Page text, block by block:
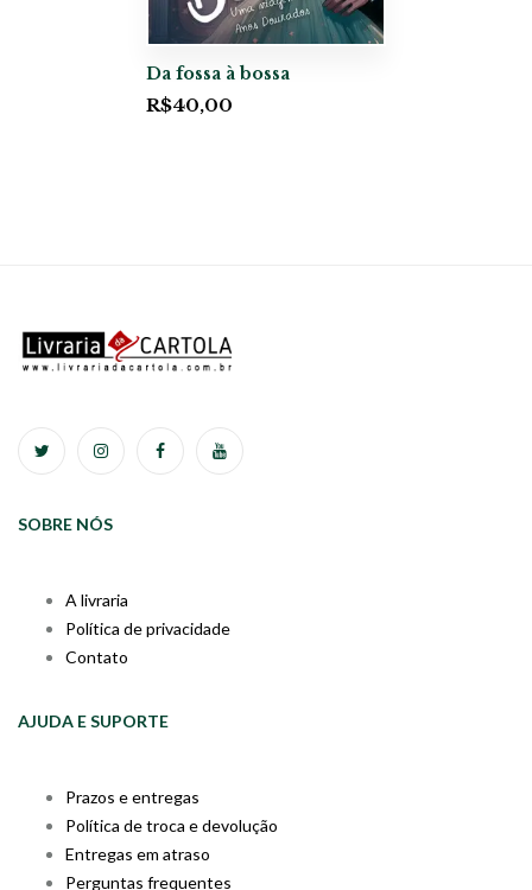
Da fossa à bossa
R$40,00
SOBRE NÓS
A livraria
Política de privacidade
Contato
AJUDA E SUPORTE
Prazos e entregas
Política de troca e devolução
Entregas em atraso
Perguntas frequentes